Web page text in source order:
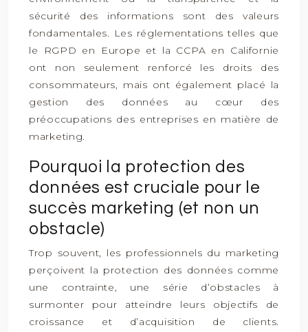
sécurité des informations sont des valeurs
fondamentales. Les réglementations telles que
le RGPD en Europe et la CCPA en Californie
ont non seulement renforcé les droits des
consommateurs, mais ont également placé la
gestion des données au cœur des
préoccupations des entreprises en matière de
marketing.
Pourquoi la protection des
données est cruciale pour le
succès marketing (et non un
obstacle)
Trop souvent, les professionnels du marketing
perçoivent la protection des données comme
une contrainte, une série d’obstacles à
surmonter pour atteindre leurs objectifs de
croissance et d’acquisition de clients.